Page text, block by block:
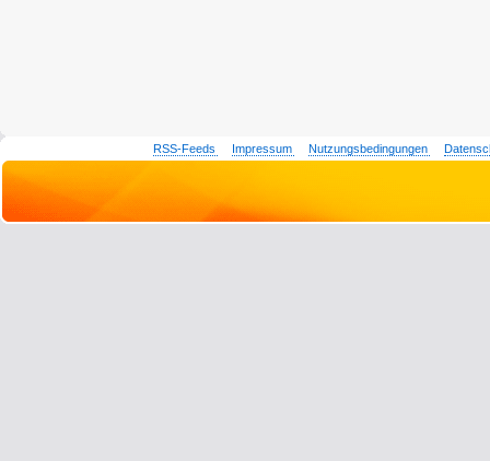
RSS-Feeds Impressum Nutzungsbedingungen